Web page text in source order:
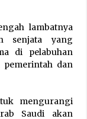
lambatnya
senjata yang
di pelabuhan
pemerintah dan
mengurangi
Saudi akan